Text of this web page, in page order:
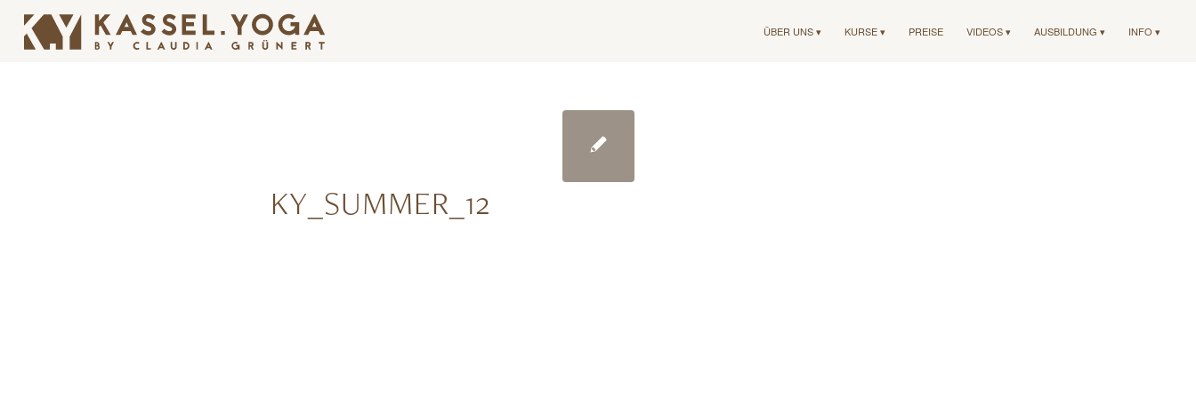
ÜBER UNS ▾ KURSE ▾ PREISE VIDEOS ▾ AUSBILDUNG ▾ INFO ▾
KY_SUMMER_12